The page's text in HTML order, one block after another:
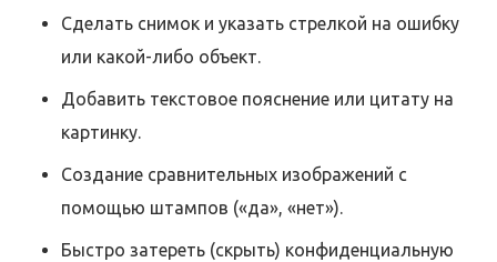
Сделать снимок и указать стрелкой на ошибку
или какой-либо объект.
Добавить текстовое пояснение или цитату на
картинку.
Создание сравнительных изображений с
помощью штампов («да», «нет»).
Быстро затереть (скрыть) конфиденциальную